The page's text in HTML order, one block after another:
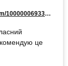
https://www.facebook.com/100000069335843
це